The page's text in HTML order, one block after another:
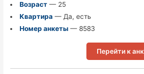
Возраст— 25
Квартира— Да, есть
Номер анкеты— 8583
Перейти к